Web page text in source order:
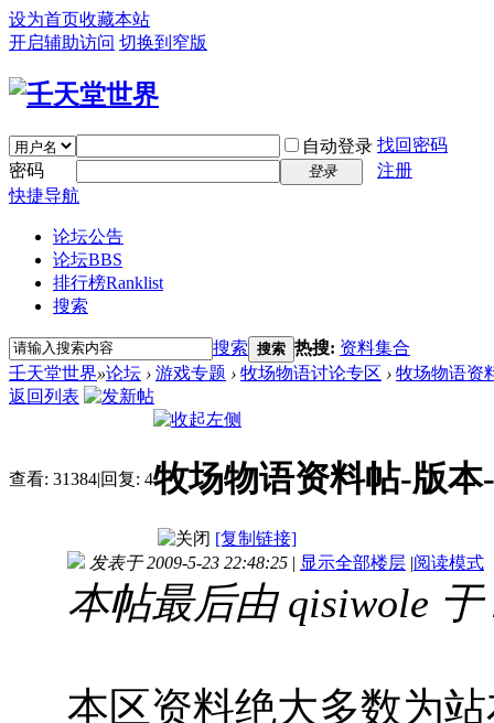
设为首页收藏本站
开启辅助访问 切换到窄版
自动登录 找回密码
密码
登录
注册
快捷导航
论坛公告
论坛BBS
排行榜Ranklist
搜索
搜索 搜索 热搜: 资料集合
壬天堂世界»论坛 › 游戏专题 › 牧场物语讨论专区 › 牧场物语资
返回列表
查看: 31384|回复: 4牧场物语资料帖-版
[复制链接]
发表于 2009-5-23 22:48:25 | 显示全部楼层 |阅读模式
本帖最后由 qisiwole 于
本区资料绝大多数为